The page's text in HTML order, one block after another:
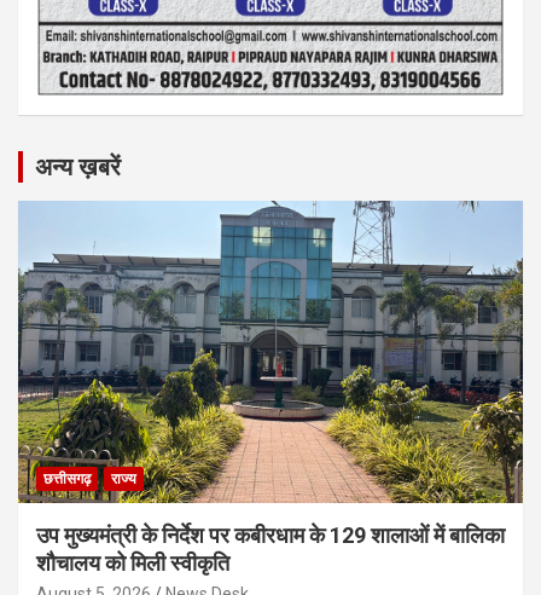
अन्य ख़बरें
छत्तीसगढ़ राज्य
उप मुख्यमंत्री के निर्देश पर कबीरधाम के 129 शालाओं में बालिका
शौचालय को मिली स्वीकृति